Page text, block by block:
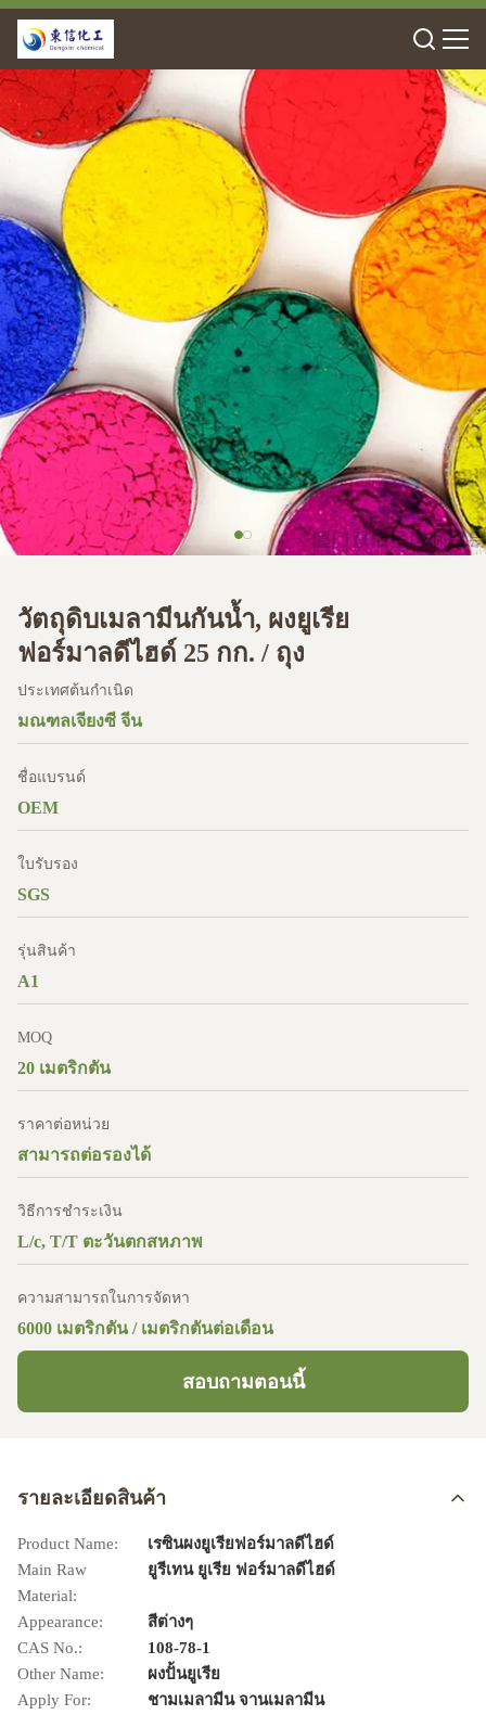
วัตถุดิบเมลามีนกันน้ำ, ผงยูเรีย
ฟอร์มาลดีไฮด์ 25 กก. / ถุง
ประเทศต้นกำเนิด
มณฑลเจียงซี จีน
ชื่อแบรนด์
OEM
ใบรับรอง
SGS
รุ่นสินค้า
A1
MOQ
20 เมตริกตัน
ราคาต่อหน่วย
สามารถต่อรองได้
วิธีการชำระเงิน
L/c, T/T ตะวันตกสหภาพ
ความสามารถในการจัดหา
6000 เมตริกตัน / เมตริกตันต่อเดือน
สอบถามตอนนี้
รายละเอียดสินค้า
Product Name:
เรซินผงยูเรียฟอร์มาลดีไฮด์
Main Raw
Material:
ยูรีเทน ยูเรีย ฟอร์มาลดีไฮด์
Appearance:
สีต่างๆ
CAS No.:
108-78-1
Other Name:
ผงปั้นยูเรีย
Apply For:
ชามเมลามีน จานเมลามีน